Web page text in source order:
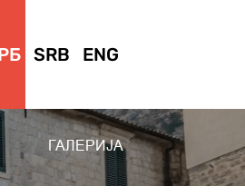
SRB ENG
ГАЛЕРИЈА